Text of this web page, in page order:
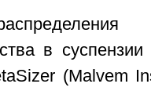
в
(Malvem